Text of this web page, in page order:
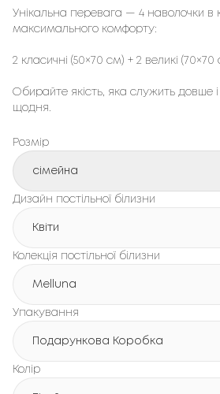
Унікальна перевага — 4 наволочки в
максимального комфорту:
2 класичні (50×70 см) + 2 великі (70×70
Обирайте якість, яка служить довше
щодня.
Розмір
сімейна
Дизайн постільної білизни
Квіти
Колекція постільної білизни
Melluna
Упакування
Подарункова Коробка
Колір